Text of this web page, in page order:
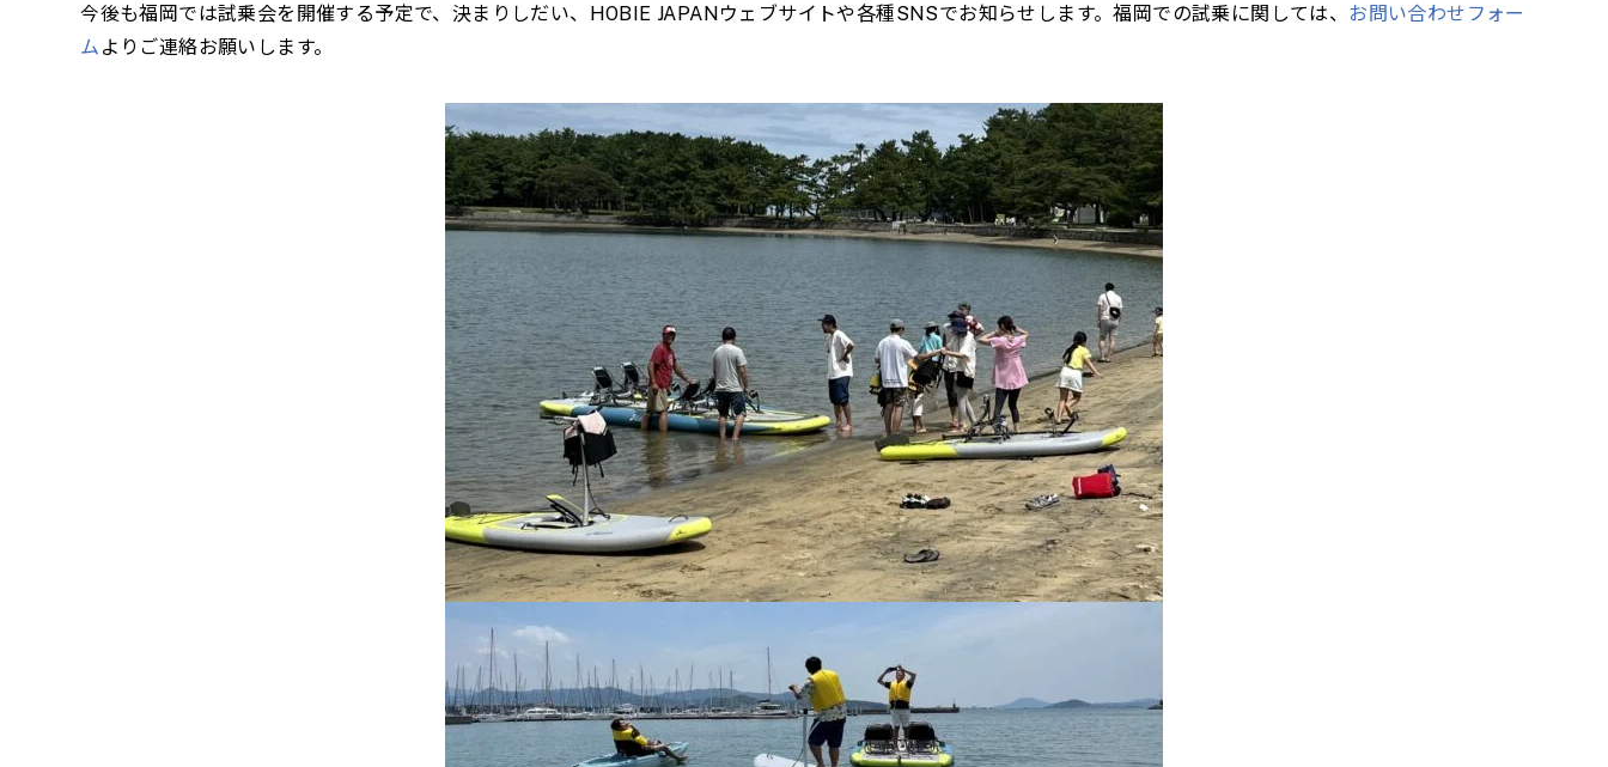
今後も福岡では試乗会を開催する予定で、決まりしだい、HOBIE JAPANウェブサイトや各種SNSでお知らせします。福岡での試乗に関しては、 お問い合わせフォー
ム よりご連絡お願いします。